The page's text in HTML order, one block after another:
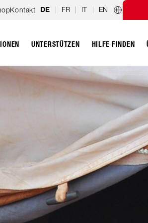
Kontakt DE | FR | IT | EN
UNTERSTÜTZEN HILFE FINDEN